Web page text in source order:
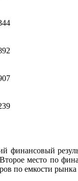
финансовый
место по
по емкости